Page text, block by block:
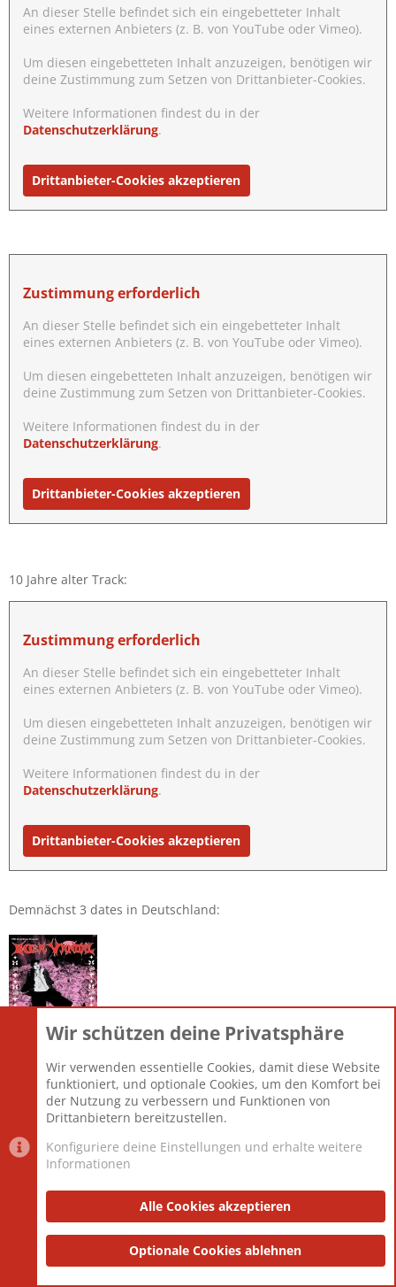
An dieser Stelle befindet sich ein eingebetteter Inhalt
eines externen Anbieters (z. B. von YouTube oder Vimeo).
Um diesen eingebetteten Inhalt anzuzeigen, benötigen wir
deine Zustimmung zum Setzen von Drittanbieter-Cookies.
Weitere Informationen findest du in der
Datenschutzerklärung.
Drittanbieter-Cookies akzeptieren
Zustimmung erforderlich
An dieser Stelle befindet sich ein eingebetteter Inhalt
eines externen Anbieters (z. B. von YouTube oder Vimeo).
Um diesen eingebetteten Inhalt anzuzeigen, benötigen wir
deine Zustimmung zum Setzen von Drittanbieter-Cookies.
Weitere Informationen findest du in der
Datenschutzerklärung.
Drittanbieter-Cookies akzeptieren
10 Jahre alter Track:
Zustimmung erforderlich
An dieser Stelle befindet sich ein eingebetteter Inhalt
eines externen Anbieters (z. B. von YouTube oder Vimeo).
Um diesen eingebetteten Inhalt anzuzeigen, benötigen wir
deine Zustimmung zum Setzen von Drittanbieter-Cookies.
Weitere Informationen findest du in der
Datenschutzerklärung.
Drittanbieter-Cookies akzeptieren
Demnächst 3 dates in Deutschland:
Nachdem DreamHaus die Tour veranstaltet, hoffe ich auf ein
RiP Debüt in 2026.
vorsicht_bissig
Parkrocker
27. Juni 2025 #640
Neuentdeckung des Monats für mich:AUGN
Wir schützen deine Privatsphäre
Wir verwenden essentielle Cookies, damit diese Website
funktioniert, und optionale Cookies, um den Komfort bei
der Nutzung zu verbessern und Funktionen von
Drittanbietern bereitzustellen.
Konfiguriere deine Einstellungen und erhalte weitere
Informationen
Alle Cookies akzeptieren
Optionale Cookies ablehnen